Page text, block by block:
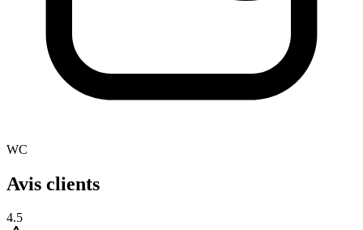
WC
Avis clients
4.5